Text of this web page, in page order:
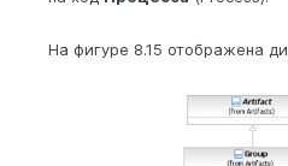
На фигуре 8.15 отображена